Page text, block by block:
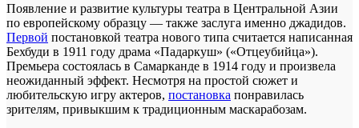
Появление и развитие культуры театра в Центральной Азии
по европейскому образцу — также заслуга именно джадидов.
Первой постановкой театра нового типа считается написанная
Бехбуди в 1911 году драма «Падаркуш» («Отцеубийца»).
Премьера состоялась в Самарканде в 1914 году и произвела
неожиданный эффект. Несмотря на простой сюжет и
любительскую игру актеров, постановка понравилась
зрителям, привыкшим к традиционным маскарабозам.